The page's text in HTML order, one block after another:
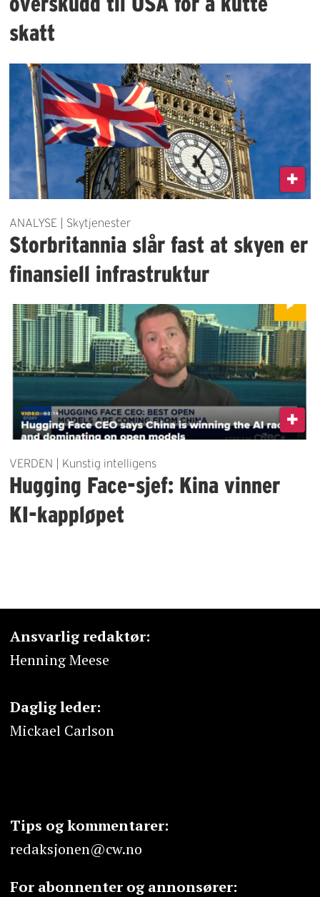
skatt
ANALYSE | Skytjenester
Storbritannia slår fast at skyen er
finansiell infrastruktur
VERDEN | Kunstig intelligens
Hugging Face-sjef: Kina vinner
KI-kappløpet
Ansvarlig redaktør:
Henning Meese
Daglig leder:
Mickael Carlson
Tips og kommentarer:
redaksjonen@cw.no
For abonnenter og annonsører: